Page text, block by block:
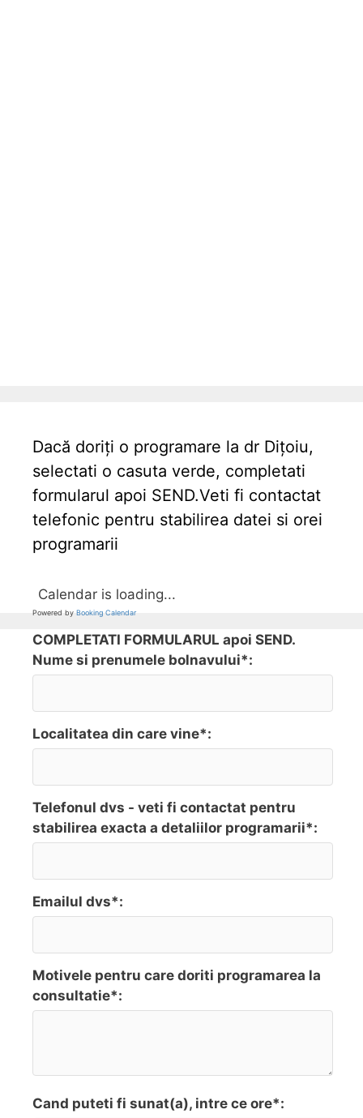
Dacă doriți o programare la dr Dițoiu,
selectati o casuta verde, completati
formularul apoi SEND.Veti fi contactat
telefonic pentru stabilirea datei si orei
programarii
Calendar is loading...
Powered by Booking Calendar
COMPLETATI FORMULARUL apoi SEND.
Nume si prenumele bolnavului*:
Localitatea din care vine*:
Telefonul dvs - veti fi contactat pentru
stabilirea exacta a detaliilor programarii*:
Emailul dvs*:
Motivele pentru care doriti programarea la
consultatie*:
Cand puteti fi sunat(a), intre ce ore*: